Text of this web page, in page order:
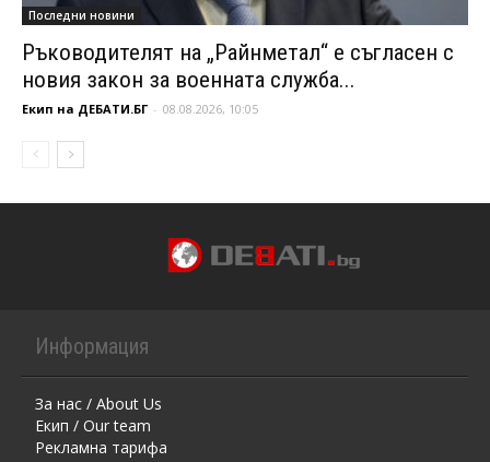
Последни новини
Ръководителят на „Райнметал“ е съгласен с
новия закон за военната служба...
Екип на ДЕБАТИ.БГ - 08.08.2026, 10:05
Информация
За нас / About Us
Екип / Our team
Рекламна тарифа